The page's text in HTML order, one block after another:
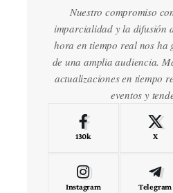
Nuestro compromiso
imparcialidad y la difusión
hora en tiempo real nos ha
de una amplia audiencia.
actualizaciones en tiempo
eventos y
130k X
Instagram Telegram